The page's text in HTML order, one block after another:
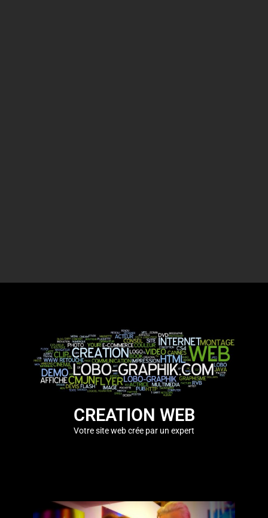
CREATION WEB
Votre site web crée par un expert
CONSEIL NUMERIQUE
Diffusion en live et mise a jours dans vos réseau sociaux